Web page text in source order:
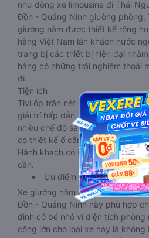
như dòng xe limousine đi Thái
Đồn - Quảng Ninh giường phòng.
giường nằm được thiết kế rộng
hàng Việt Nam lẫn khách nước
trang bị các thiết bị hiện đại
hàng có những trải nghiệm thoải
đi.
Tiện ích
Tivi ốp trần nét cứng, đầu HD
giải trí hấp dẫn. Trong phòng có
nhiều chế độ sáng, wifi tốc độ
có thiết kế ổ cắm sạc đa năng
Hành khách có thể sạc điện
cần.
Ưu điểm
Xe giường nằm đôi đi Thái
Đồn - Quảng Ninh này phù hợp
đình có bé nhỏ vì diện tích
cộng lớn cho loại xe này là